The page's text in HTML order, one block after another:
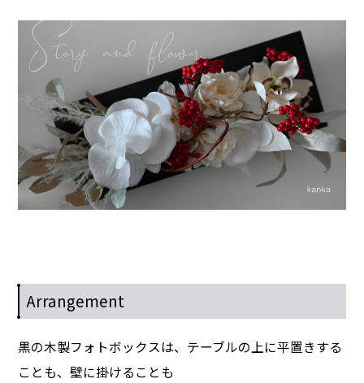
Arrangement
黒の木製フォトボックスは、テーブルの上に平置きする
ことも、壁に掛けることも